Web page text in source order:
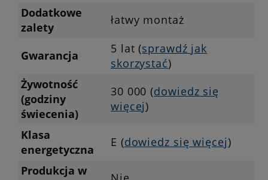
Dodatkowe
zalety
łatwy montaż
Gwarancja 5 lat (sprawdź jak
skorzystać)
Żywotność
(godziny
świecenia)
30 000 (dowiedz się
więcej)
Klasa
energetyczna
E (dowiedz się więcej)
Produkcja w